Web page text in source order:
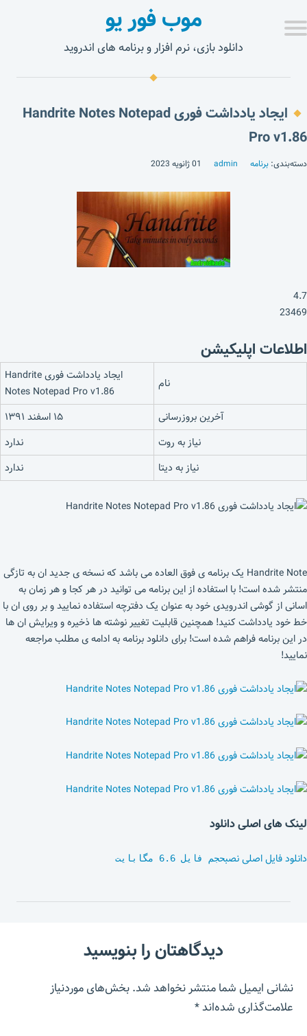
موب فور یو
دانلود بازی، نرم افزار و برنامه های اندروید
ایجاد یادداشت فوری Handrite Notes Notepad
Pro v1.86
دسته‌بندی: برنامه admin 01 ژانویه 2023
4.7
23469
اطلاعات اپلیکیشن
نام
ایجاد یادداشت فوری Handrite
Notes Notepad Pro v1.86
آخرین بروزرسانی
۱۵ اسفند ۱۳۹۱
نیاز به روت
ندارد
نیاز به دیتا
ندارد
Handrite Note یک برنامه ی فوق العاده می باشد که نسخه ی جدید ان به تازگی
منتشر شده است! با استفاده از این برنامه می توانید در هر کجا و هر زمان به
اسانی از گوشی اندرویدی خود به عنوان یک دفترچه استفاده نمایید و بر روی ان با
خط خود یادداشت کنید! همچنین قابلیت تغییر نوشته ها ذخیره و ویرایش ان ها
در این برنامه فراهم شده است! برای دانلود برنامه به ادامه ی مطلب مراجعه
نمایید!
لینک های اصلی دانلود
دانلود فایل اصلی نصبحجم فایل 6.6 مگابایت
دیدگاهتان را بنویسید
نشانی ایمیل شما منتشر نخواهد شد.بخش‌های موردنیاز
علامت‌گذاری شده‌اند*